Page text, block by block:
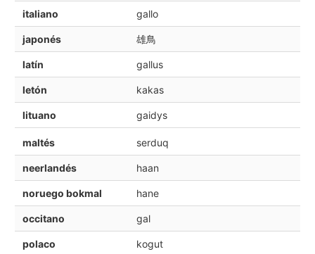
italiano gallo
japonés 雄鳥
latín gallus
letón kakas
lituano gaidys
maltés serduq
neerlandés haan
noruego bokmal hane
occitano gal
polaco kogut